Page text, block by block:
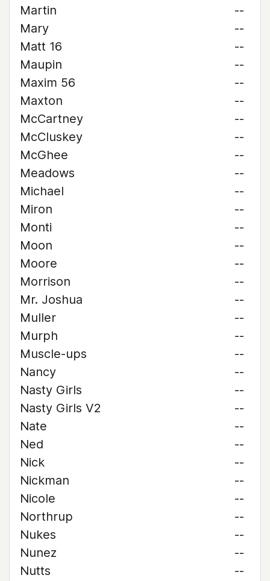
Martin
--
Mary
--
Matt 16
--
Maupin
--
Maxim 56
--
Maxton
--
McCartney
--
McCluskey
--
McGhee
--
Meadows
--
Michael
--
Miron
--
Monti
--
Moon
--
Moore
--
Morrison
--
Mr. Joshua
--
Muller
--
Murph
--
Muscle-ups
--
Nancy
--
Nasty Girls
--
Nasty Girls V2
--
Nate
--
Ned
--
Nick
--
Nickman
--
Nicole
--
Northrup
--
Nukes
--
Nunez
--
Nutts
--